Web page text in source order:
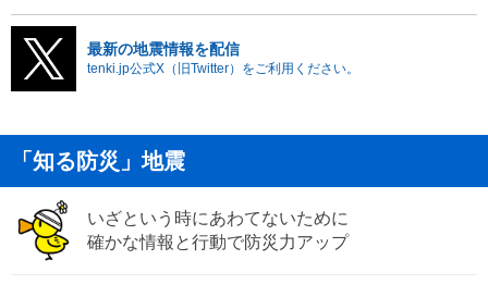
最新の地震情報を配信
tenki.jp公式X（旧Twitter）をご利用ください。
「知る防災」地震
いざという時にあわてないために
確かな情報と行動で防災力アップ